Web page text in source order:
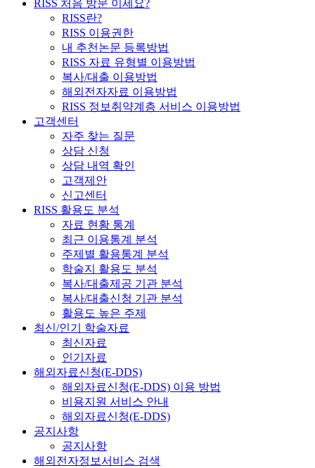
RISS 처음 방문 이세요?
RISS란?
RISS 이용권한
내 추천논문 등록방법
RISS 자료 유형별 이용방법
복사/대출 이용방법
해외전자자료 이용방법
RISS 정보취약계층 서비스 이용방법
고객센터
자주 찾는 질문
상담 신청
상담 내역 확인
고객제안
신고센터
RISS 활용도 분석
자료 현황 통계
최근 이용통계 분석
주제별 활용통계 분석
학술지 활용도 분석
복사/대출제공 기관 분석
복사/대출신청 기관 분석
활용도 높은 주제
최신/인기 학술자료
최신자료
인기자료
해외자료신청(E-DDS)
해외자료신청(E-DDS) 이용 방법
비용지원 서비스 안내
해외자료신청(E-DDS)
공지사항
공지사항
해외전자정보서비스 검색